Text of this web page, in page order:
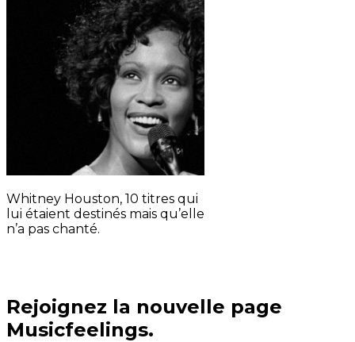
Whitney Houston, 10 titres qui
lui étaient destinés mais qu’elle
n’a pas chanté.
Rejoignez la nouvelle page
Musicfeelings.